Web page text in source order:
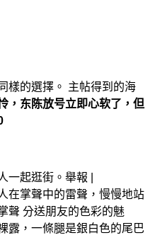
樣的選擇。 主帖得到的海
，东陈放号立即心软了，但
一起逛街。舉報 |
在掌聲中的雷聲，慢慢地站
聲 分送朋友的色彩的魅
露，一條腿是銀白色的尾巴